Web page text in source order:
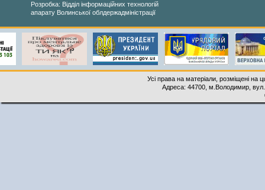
Розробка: Відділ інформаційних технологій
апарату Волинської облдержадміністрації
Усі права на матеріали, розміщені на
Адреса: 44700, м.Володимир,